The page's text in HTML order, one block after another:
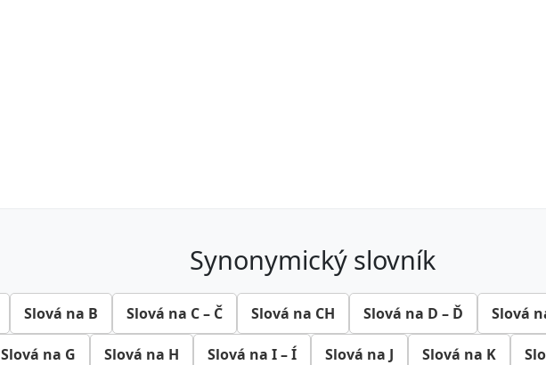
synonymický slovník
Slová na B Slová na C – Č Slová na CH Slová na D – Ď Slová
Slová na G Slová na H Slová na I – Í Slová na J Slová na K